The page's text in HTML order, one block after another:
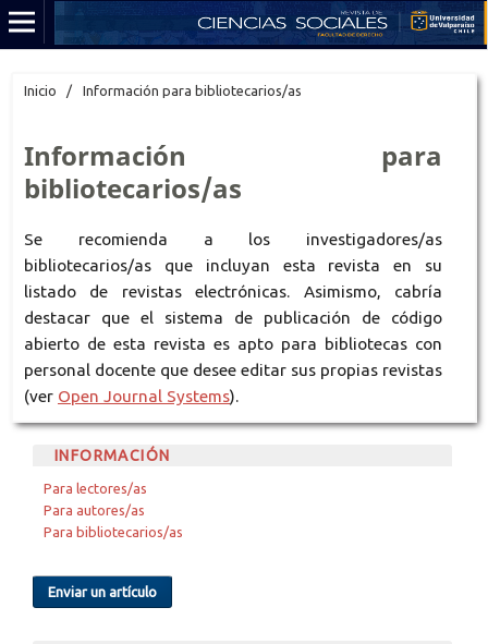
Inicio / Información para bibliotecarios/as
Información para
bibliotecarios/as
Se recomienda a los investigadores/as
bibliotecarios/as que incluyan esta revista en su
listado de revistas electrónicas. Asimismo, cabría
destacar que el sistema de publicación de código
abierto de esta revista es apto para bibliotecas con
personal docente que desee editar sus propias revistas
(ver Open Journal Systems).
INFORMACIÓN
Para lectores/as
Para autores/as
Para bibliotecarios/as
Enviar un artículo